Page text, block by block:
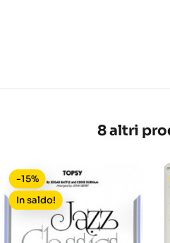
8 altri
-15%
In saldo!